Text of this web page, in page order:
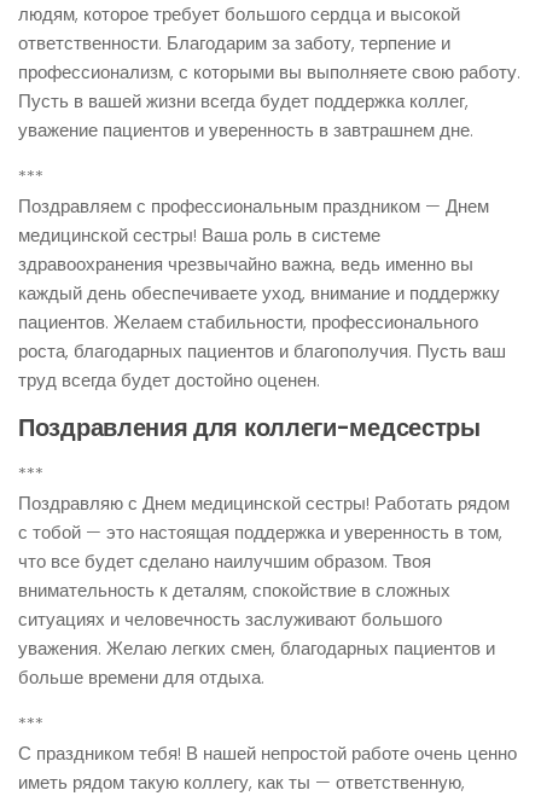
людям, которое требует большого сердца и высокой
ответственности. Благодарим за заботу, терпение и
профессионализм, с которыми вы выполняете свою работу.
Пусть в вашей жизни всегда будет поддержка коллег,
уважение пациентов и уверенность в завтрашнем дне.
***
Поздравляем с профессиональным праздником — Днем
медицинской сестры! Ваша роль в системе
здравоохранения чрезвычайно важна, ведь именно вы
каждый день обеспечиваете уход, внимание и поддержку
пациентов. Желаем стабильности, профессионального
роста, благодарных пациентов и благополучия. Пусть ваш
труд всегда будет достойно оценен.
Поздравления для коллеги-медсестры
***
Поздравляю с Днем медицинской сестры! Работать рядом
с тобой — это настоящая поддержка и уверенность в том,
что все будет сделано наилучшим образом. Твоя
внимательность к деталям, спокойствие в сложных
ситуациях и человечность заслуживают большого
уважения. Желаю легких смен, благодарных пациентов и
больше времени для отдыха.
***
С праздником тебя! В нашей непростой работе очень ценно
иметь рядом такую коллегу, как ты — ответственную,